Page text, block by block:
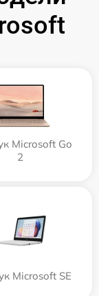
Microsoft Go
2
Microsoft SE